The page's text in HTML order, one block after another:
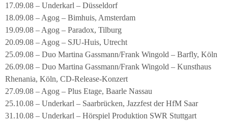
17.09.08 – Underkarl – Düsseldorf
18.09.08 – Agog – Bimhuis, Amsterdam
19.09.08 – Agog – Paradox, Tilburg
20.09.08 – Agog – SJU-Huis, Utrecht
25.09.08 – Duo Martina Gassmann/Frank Wingold – Barfly, Köln
26.09.08 – Duo Martina Gassmann/Frank Wingold – Kunsthaus
Rhenania, Köln, CD-Release-Konzert
27.09.08 – Agog – Plus Etage, Baarle Nassau
25.10.08 – Underkarl – Saarbrücken, Jazzfest der HfM Saar
31.10.08 – Underkarl – Hörspiel Produktion SWR Stuttgart